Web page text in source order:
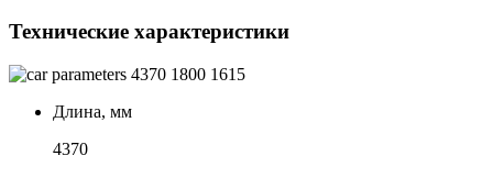
Технические характеристики
4370 1800 1615
Длина, мм
4370